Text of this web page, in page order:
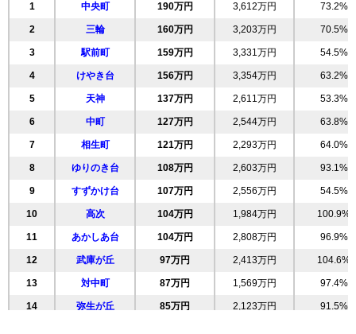
相場 1,990万円～2,190万円
(19.9万円/㎡~21.9万円/㎡)
無料一括査定をする
サンディパークス3番館
住所 兵庫県三田市狭間が丘5丁目
交通 フラワータウン駅（4分）
1,280万円～1,480万円
(16.8万円/㎡~19.5万円/㎡)
マンションナビで
無料一括査定をする
1 中央町 190万円 3,612万円 73.2%
2 三輪 160万円 3,203万円 70.5%
3 駅前町 159万円 3,331万円 54.5%
4 けやき台 156万円 3,354万円 63.2%
5 天神 137万円 2,611万円 53.3%
6 中町 127万円 2,544万円 63.8%
7 相生町 121万円 2,293万円 64.0%
8 ゆりのき台 108万円 2,603万円 93.1%
9 すずかけ台 107万円 2,556万円 54.5%
10 高次 104万円 1,984万円 100.9%
11 あかしあ台 104万円 2,808万円 96.9%
12 武庫が丘 97万円 2,413万円 104.6%
13 対中町 87万円 1,569万円 97.4%
14 弥生が丘 85万円 2,123万円 91.5%